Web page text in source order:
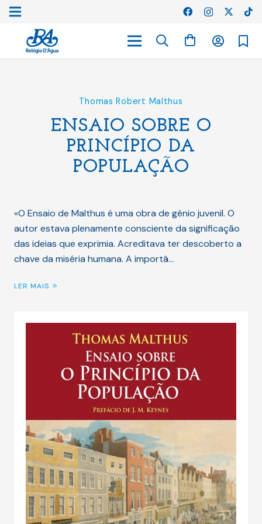
Thomas Robert Malthus
ENSAIO SOBRE O
PRINCÍPIO DA
POPULAÇÃO
«O Ensaio de Malthus é uma obra de génio juvenil. O
autor estava plenamente consciente da significação
das ideias que exprimia. Acreditava ter descoberto a
chave da miséria humana. A importâ…
LER MAIS